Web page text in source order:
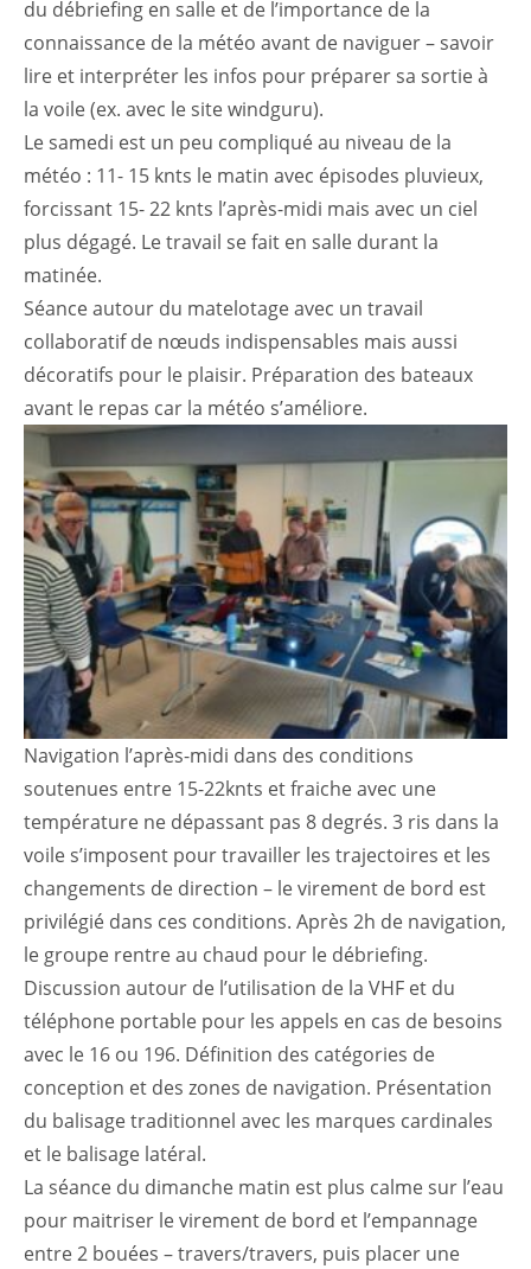
du débriefing en salle et de l’importance de la
connaissance de la météo avant de naviguer – savoir
lire et interpréter les infos pour préparer sa sortie à
la voile (ex. avec le site windguru).
Le samedi est un peu compliqué au niveau de la
météo : 11- 15 knts le matin avec épisodes pluvieux,
forcissant 15- 22 knts l’après-midi mais avec un ciel
plus dégagé. Le travail se fait en salle durant la
matinée.
Séance autour du matelotage avec un travail
collaboratif de nœuds indispensables mais aussi
décoratifs pour le plaisir. Préparation des bateaux
avant le repas car la météo s’améliore.
Navigation l’après-midi dans des conditions
soutenues entre 15-22knts et fraiche avec une
température ne dépassant pas 8 degrés. 3 ris dans la
voile s’imposent pour travailler les trajectoires et les
changements de direction – le virement de bord est
privilégié dans ces conditions. Après 2h de navigation,
le groupe rentre au chaud pour le débriefing.
Discussion autour de l’utilisation de la VHF et du
téléphone portable pour les appels en cas de besoins
avec le 16 ou 196. Définition des catégories de
conception et des zones de navigation. Présentation
du balisage traditionnel avec les marques cardinales
et le balisage latéral.
La séance du dimanche matin est plus calme sur l’eau
pour maitriser le virement de bord et l’empannage
entre 2 bouées – travers/travers, puis placer une